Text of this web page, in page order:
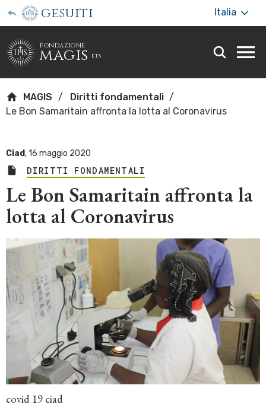
gesuiti Italia
fondazione
magis ets
MAGIS
Diritti fondamentali
Le Bon Samaritain affronta la lotta al Coronavirus
Ciad,16 maggio 2020
DIRITTI FONDAMENTALI
Le Bon Samaritain affronta la
lotta al Coronavirus
covid 19 ciad